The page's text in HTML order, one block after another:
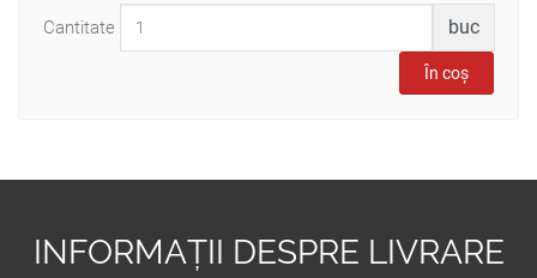
Cantitate buc
INFORMAȚII DESPRE LIVRARE